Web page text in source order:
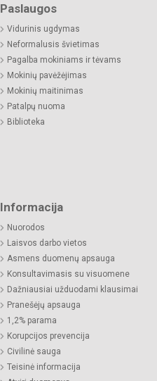
Paslaugos
Vidurinis ugdymas
Neformalusis švietimas
Pagalba mokiniams ir tėvams
Mokinių pavėžėjimas
Mokinių maitinimas
Patalpų nuoma
Biblioteka
Informacija
Nuorodos
Laisvos darbo vietos
Asmens duomenų apsauga
Konsultavimasis su visuomene
Dažniausiai užduodami klausimai
Pranešėjų apsauga
1,2% parama
Korupcijos prevencija
Civilinė sauga
Teisinė informacija